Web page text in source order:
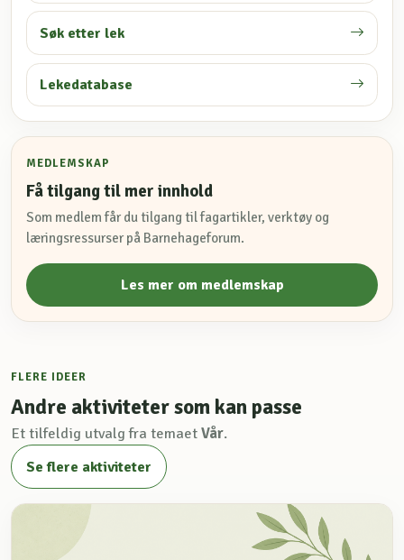
Søk etter lek
Lekedatabase
MEDLEMSKAP
Få tilgang til mer innhold
Som medlem får du tilgang til fagartikler, verktøy og
læringsressurser på Barnehageforum.
Les mer om medlemskap
FLERE IDEER
Andre aktiviteter som kan passe
Et tilfeldig utvalg fra temaet Vår.
Se flere aktiviteter